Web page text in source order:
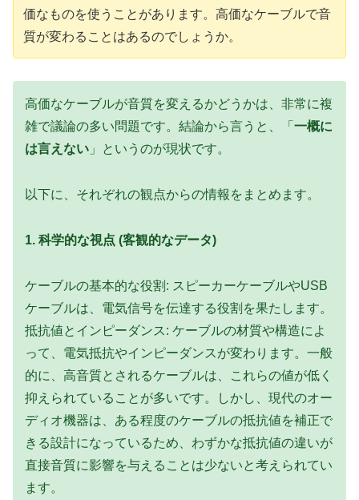
価なものを使うことがあります。高価なケーブルで音
質が変わることはあるのでしょうか。
高価なケーブルが音質を変えるかどうかは、非常に複
雑で議論の多い問題です。結論から言うと、「 一概に
は言えない 」というのが現状です。
以下に、それぞれの観点からの情報をまとめます。
1. 科学的な視点 (客観的なデータ)
ケーブルの基本的な役割: スピーカーケーブルやUSB
ケーブルは、電気信号を伝達する役割を果たします。
抵抗値とインピーダンス: ケーブルの材質や構造によ
って、電気抵抗やインピーダンスが変わります。一般
的に、高音質とされるケーブルは、これらの値が低く
抑えられていることが多いです。しかし、現代のオー
ディオ機器は、ある程度のケーブルの抵抗値を補正で
きる設計になっているため、わずかな抵抗値の違いが
直接音質に影響を与えることは少ないと考えられてい
ます。